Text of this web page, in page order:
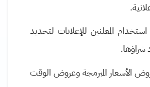
.
المعلنين للإعلانات لتحديد
شراؤها.
الأسعار المبرمجة وعروض الوقت